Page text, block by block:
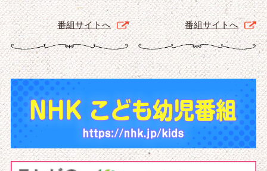
番組サイトへ 番組サイトへ